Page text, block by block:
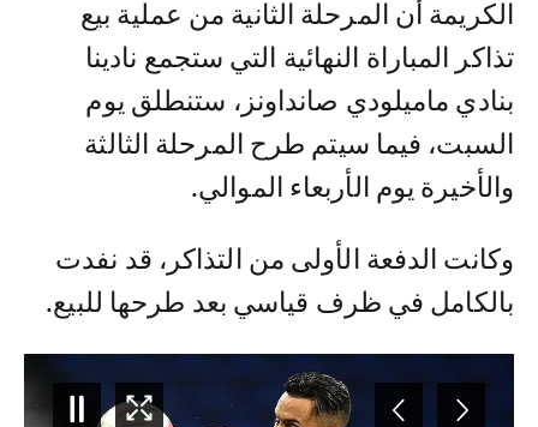
الكريمة أن المرحلة الثانية من عملية بيع
تذاكر المباراة النهائية التي ستجمع نادينا
بنادي ماميلودي صانداونز، ستنطلق يوم
السبت، فيما سيتم طرح المرحلة الثالثة
والأخيرة يوم الأربعاء الموالي.
وكانت الدفعة الأولى من التذاكر، قد نفدت
بالكامل في ظرف قياسي بعد طرحها للبيع.